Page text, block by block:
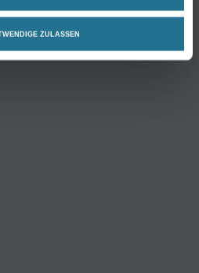
ZULASSEN